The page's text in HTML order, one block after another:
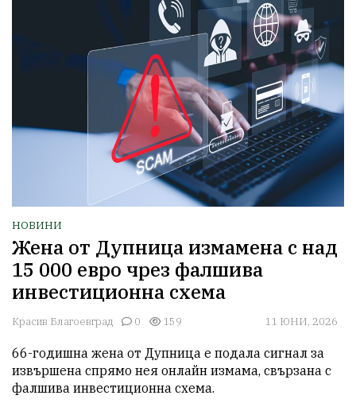
НОВИНИ
Жена от Дупница измамена с над
15 000 евро чрез фалшива
инвестиционна схема
Красив Благоевград 0 159 11 ЮНИ, 2026
66-годишна жена от Дупница е подала сигнал за
извършена спрямо нея онлайн измама, свързана с
фалшива инвестиционна схема.